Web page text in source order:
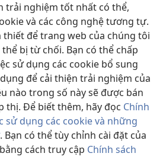
trải nghiệm tốt nhất có thể,
và các công nghệ tương tự.
thiết để trang web của chúng tôi
bị từ chối. Bạn có thể chấp
sử dụng các cookie bổ sung
để cải thiện trải nghiệm của
nào trong số này sẽ được bán
thị. Để biết thêm, hãy đọc Chính
sử dụng các cookie và những
. Bạn có thể tùy chỉnh cài đặt của
cách truy cập Chính sách
Tháp Canh
Bible and Tract Society of Pennsylvania.